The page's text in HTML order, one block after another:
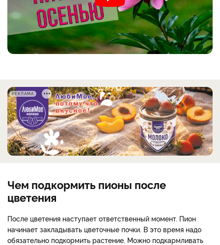
РЕКЛАМА
Чем подкормить пионы после
цветения
После цветения наступает ответственный момент. Пион
начинает закладывать цветочные почки. В это время надо
обязательно подкормить растение. Можно подкармливать